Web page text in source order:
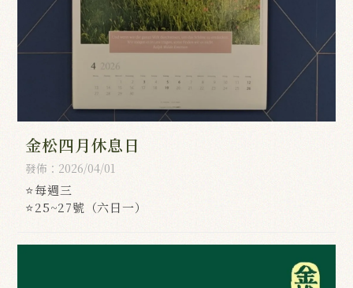
金松四月休息日
發佈：2026/04/01
⭐每週三
⭐25~27號（六日一）